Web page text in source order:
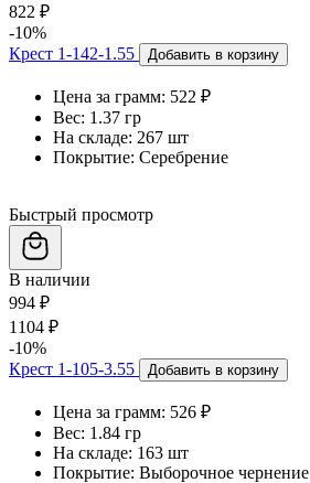
822 ₽
-10%
Крест 1-142-1.55
Добавить в корзину
Цена за грамм: 522 ₽
Вес: 1.37 гр
На складе: 267 шт
Покрытие: Серебрение
Быстрый просмотр
В наличии
994 ₽
1104 ₽
-10%
Крест 1-105-3.55
Добавить в корзину
Цена за грамм: 526 ₽
Вес: 1.84 гр
На складе: 163 шт
Покрытие: Выборочное чернение